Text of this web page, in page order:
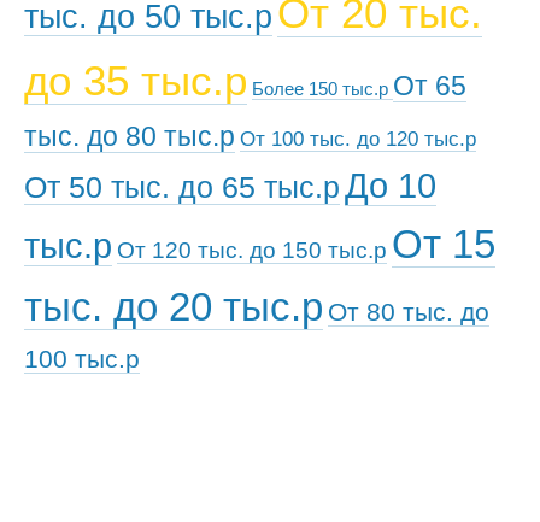
тыс. до 50 тыс.р От 20 тыс.
до 35 тыс.р Более 150 тыс.р От 65
тыс. до 80 тыс.р От 100 тыс. до 120 тыс.р
От 50 тыс. до 65 тыс.рДо 10
тыс.р От 120 тыс. до 150 тыс.р От 15
тыс. до 20 тыс.р От 80 тыс. до
100 тыс.р